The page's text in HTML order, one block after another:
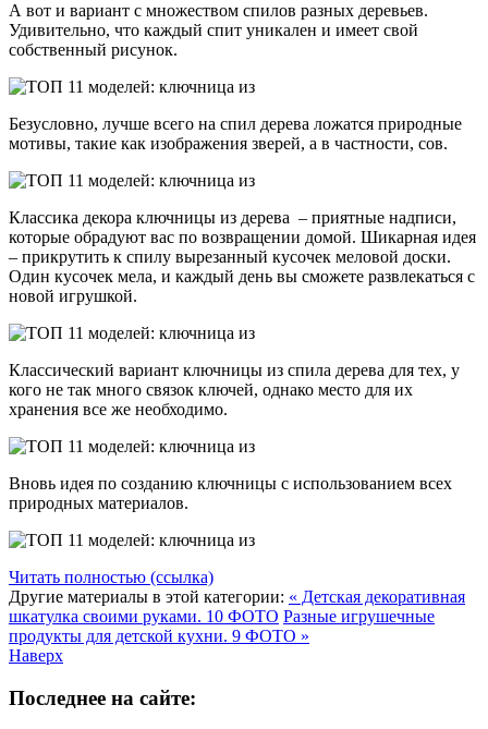
А вот и вариант с множеством спилов разных деревьев.
Удивительно, что каждый спит уникален и имеет свой
собственный рисунок.
Безусловно, лучше всего на спил дерева ложатся природные
мотивы, такие как изображения зверей, а в частности, сов.
Классика декора ключницы из дерева – приятные надписи,
которые обрадуют вас по возвращении домой. Шикарная идея
– прикрутить к спилу вырезанный кусочек меловой доски.
Один кусочек мела, и каждый день вы сможете развлекаться с
новой игрушкой.
Классический вариант ключницы из спила дерева для тех, у
кого не так много связок ключей, однако место для их
хранения все же необходимо.
Вновь идея по созданию ключницы с использованием всех
природных материалов.
Читать полностью (ссылка)
Другие материалы в этой категории: « Детская декоративная
шкатулка своими руками. 10 ФОТО Разные игрушечные
продукты для детской кухни. 9 ФОТО »
Наверх
Последнее на сайте: